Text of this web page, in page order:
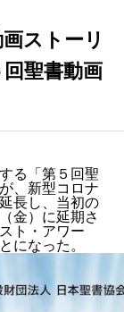
ストーリ
聖書動画
る「第５回聖
、新型コロナ
長し、当初の
金）に延期さ
ト・アワー
になった。